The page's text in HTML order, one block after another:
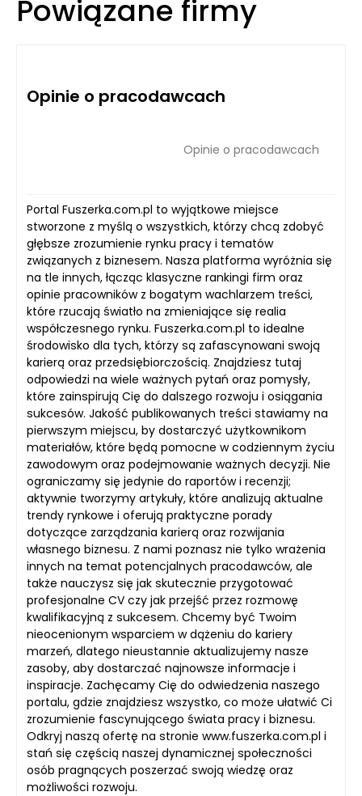
Powiązane firmy
Opinie o pracodawcach
Opinie o pracodawcach
Portal Fuszerka.com.pl to wyjątkowe miejsce
stworzone z myślą o wszystkich, którzy chcą zdobyć
głębsze zrozumienie rynku pracy i tematów
związanych z biznesem. Nasza platforma wyróżnia się
na tle innych, łącząc klasyczne rankingi firm oraz
opinie pracowników z bogatym wachlarzem treści,
które rzucają światło na zmieniające się realia
współczesnego rynku. Fuszerka.com.pl to idealne
środowisko dla tych, którzy są zafascynowani swoją
karierą oraz przedsiębiorczością. Znajdziesz tutaj
odpowiedzi na wiele ważnych pytań oraz pomysły,
które zainspirują Cię do dalszego rozwoju i osiągania
sukcesów. Jakość publikowanych treści stawiamy na
pierwszym miejscu, by dostarczyć użytkownikom
materiałów, które będą pomocne w codziennym życiu
zawodowym oraz podejmowanie ważnych decyzji. Nie
ograniczamy się jedynie do raportów i recenzji;
aktywnie tworzymy artykuły, które analizują aktualne
trendy rynkowe i oferują praktyczne porady
dotyczące zarządzania karierą oraz rozwijania
własnego biznesu. Z nami poznasz nie tylko wrażenia
innych na temat potencjalnych pracodawców, ale
także nauczysz się jak skutecznie przygotować
profesjonalne CV czy jak przejść przez rozmowę
kwalifikacyjną z sukcesem. Chcemy być Twoim
nieocenionym wsparciem w dążeniu do kariery
marzeń, dlatego nieustannie aktualizujemy nasze
zasoby, aby dostarczać najnowsze informacje i
inspiracje. Zachęcamy Cię do odwiedzenia naszego
portalu, gdzie znajdziesz wszystko, co może ułatwić Ci
zrozumienie fascynującego świata pracy i biznesu.
Odkryj naszą ofertę na stronie www.fuszerka.com.pl i
stań się częścią naszej dynamicznej społeczności
osób pragnących poszerzać swoją wiedzę oraz
możliwości rozwoju.